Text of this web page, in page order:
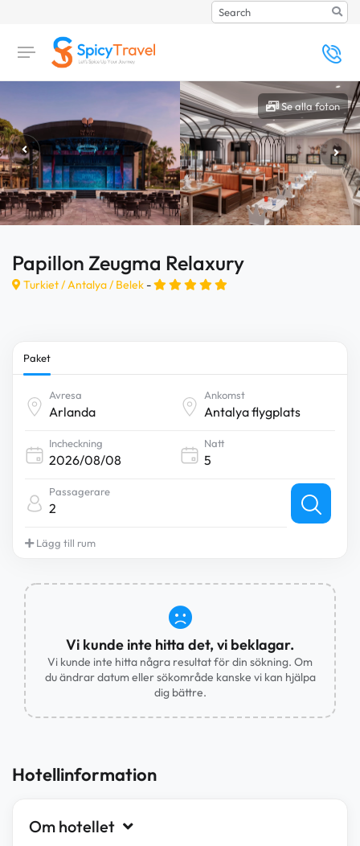
Search
Se alla foton
Papillon Zeugma Relaxury
Turkiet /Antalya/ Belek -
Paket
Avresa Ankomst
Incheckning Natt
Passagerare
2
Lägg till rum
Vi kunde inte hitta det, vi beklagar.
Vi kunde inte hitta några resultat för din sökning. Om
du ändrar datum eller sökområde kanske vi kan hjälpa
dig bättre.
Hotellinformation
Om hotellet